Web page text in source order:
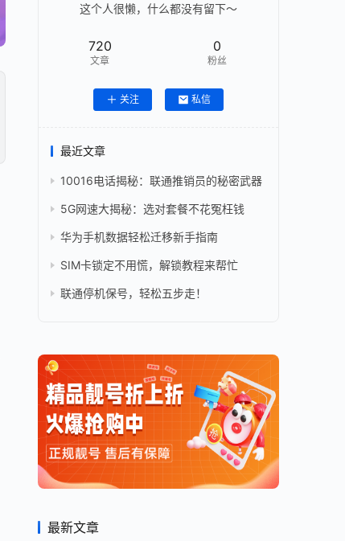
这个人很懒，什么都没有留下～
720
文章
0
粉丝
关注 私信
最近文章
10016电话揭秘：联通推销员的秘密武器
5G网速大揭秘：选对套餐不花冤枉钱
华为手机数据轻松迁移新手指南
SIM卡锁定不用慌，解锁教程来帮忙
联通停机保号，轻松五步走！
最新文章